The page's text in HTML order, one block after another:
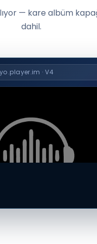
— kare albüm
dahil.
· V4